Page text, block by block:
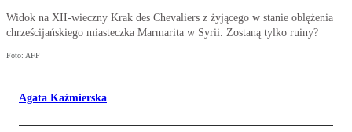
Widok na XII-wieczny Krak des Chevaliers z żyjącego w stanie oblężenia
chrześcijańskiego miasteczka Marmarita w Syrii. Zostaną tylko ruiny?
Foto: AFP
Agata Kaźmierska